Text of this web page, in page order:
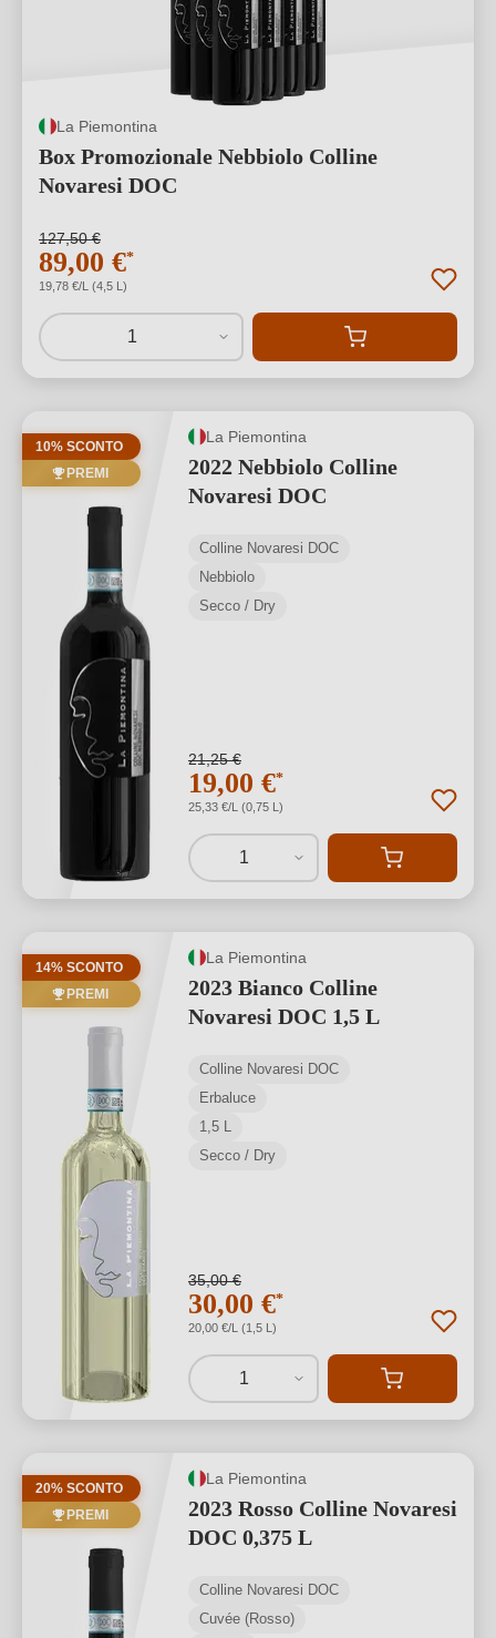
La Piemontina
Box Promozionale Nebbiolo Colline
Novaresi DOC
127,50 €
89,00 €*
19,78 €/L (4,5 L)
1
10% SCONTO
PREMI
La Piemontina
2022 Nebbiolo Colline
Novaresi DOC
Colline Novaresi DOC
Nebbiolo
Secco / Dry
21,25 €
19,00 €*
25,33 €/L (0,75 L)
1
14% SCONTO
PREMI
La Piemontina
2023 Bianco Colline
Novaresi DOC 1,5 L
Colline Novaresi DOC
Erbaluce
1,5 L
Secco / Dry
35,00 €
30,00 €*
20,00 €/L (1,5 L)
1
20% SCONTO
PREMI
La Piemontina
2023 Rosso Colline Novaresi
DOC 0,375 L
Colline Novaresi DOC
Cuvée (Rosso)